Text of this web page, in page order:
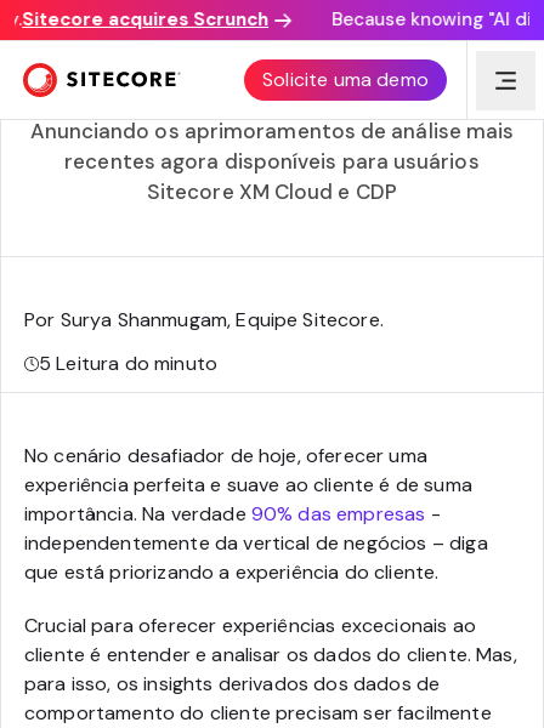
acquires Scrunch Because knowing "AI
Solicite uma demo
Desbloqueando dados de clientes por meio de
análises visuais e mapeamento de jornadas
Anunciando os aprimoramentos de análise mais
recentes agora disponíveis para usuários
Sitecore XM Cloud e CDP
Por Surya Shanmugam, Equipe Sitecore.
5Leitura do minuto
No cenário desafiador de hoje, oferecer uma
experiência perfeita e suave ao cliente é de suma
importância. Na verdade 90% das empresas -
independentemente da vertical de negócios – diga
que está priorizando a experiência do cliente.
Crucial para oferecer experiências excecionais ao
cliente é entender e analisar os dados do cliente. Mas,
para isso, os insights derivados dos dados de
comportamento do cliente precisam ser facilmente